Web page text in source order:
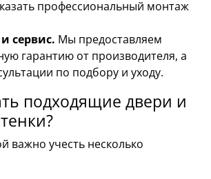
профессиональный монтаж
сервис. Мы предоставляем
гарантию от производителя, а
по подбору и уходу.
подходящие двери и
важно учесть несколько